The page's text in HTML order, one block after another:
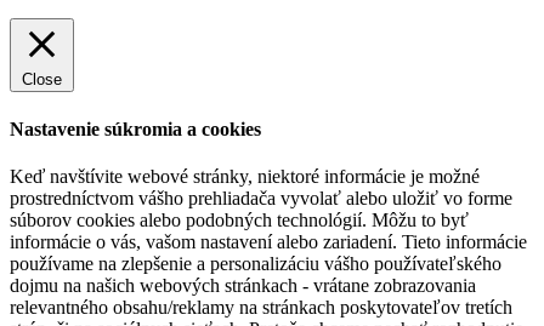
Close
Nastavenie súkromia a cookies
Keď navštívite webové stránky, niektoré informácie je možné
prostredníctvom vášho prehliadača vyvolať alebo uložiť vo forme
súborov cookies alebo podobných technológií. Môžu to byť
informácie o vás, vašom nastavení alebo zariadení. Tieto informácie
používame na zlepšenie a personalizáciu vášho používateľského
dojmu na našich webových stránkach - vrátane zobrazovania
relevantného obsahu/reklamy na stránkach poskytovateľov tretích